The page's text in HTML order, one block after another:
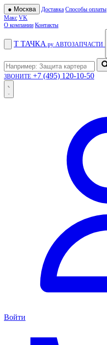
● Москва Доставка Способы оплаты
Макс VK
О компании Контакты
Т ТАЧКА .ру АВТОЗАПЧАСТИ
ЗВОНИТЕ +7 (495) 120-10-50
Войти